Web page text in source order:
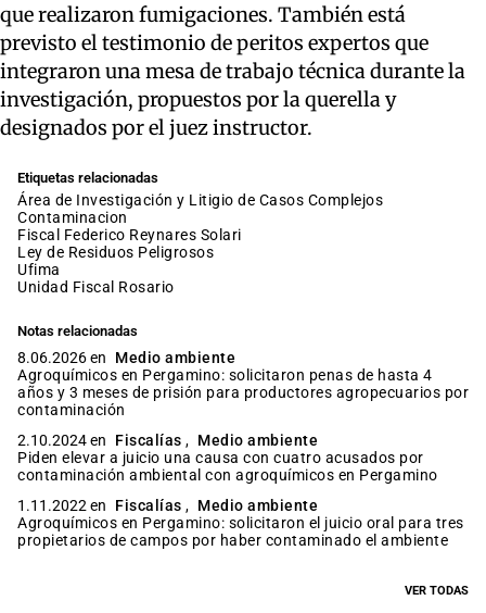
que realizaron fumigaciones. También está
previsto el testimonio de peritos expertos que
integraron una mesa de trabajo técnica durante la
investigación, propuestos por la querella y
designados por el juez instructor.
Etiquetas relacionadas
Área de Investigación y Litigio de Casos Complejos
contaminacion
fiscal Federico Reynares Solari
Ley de Residuos Peligrosos
ufima
Unidad Fiscal Rosario
Notas relacionadas
8.06.2026 en
Medio ambiente
Agroquímicos en Pergamino: solicitaron penas de hasta 4
años y 3 meses de prisión para productores agropecuarios por
contaminación
2.10.2024 en
Fiscalías , Medio ambiente
Piden elevar a juicio una causa con cuatro acusados por
contaminación ambiental con agroquímicos en Pergamino
1.11.2022 en
Fiscalías , Medio ambiente
Agroquímicos en Pergamino: solicitaron el juicio oral para tres
propietarios de campos por haber contaminado el ambiente
VER TODAS